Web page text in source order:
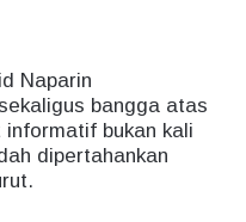
Naparin
bangga atas
bukan kali
dipertahankan